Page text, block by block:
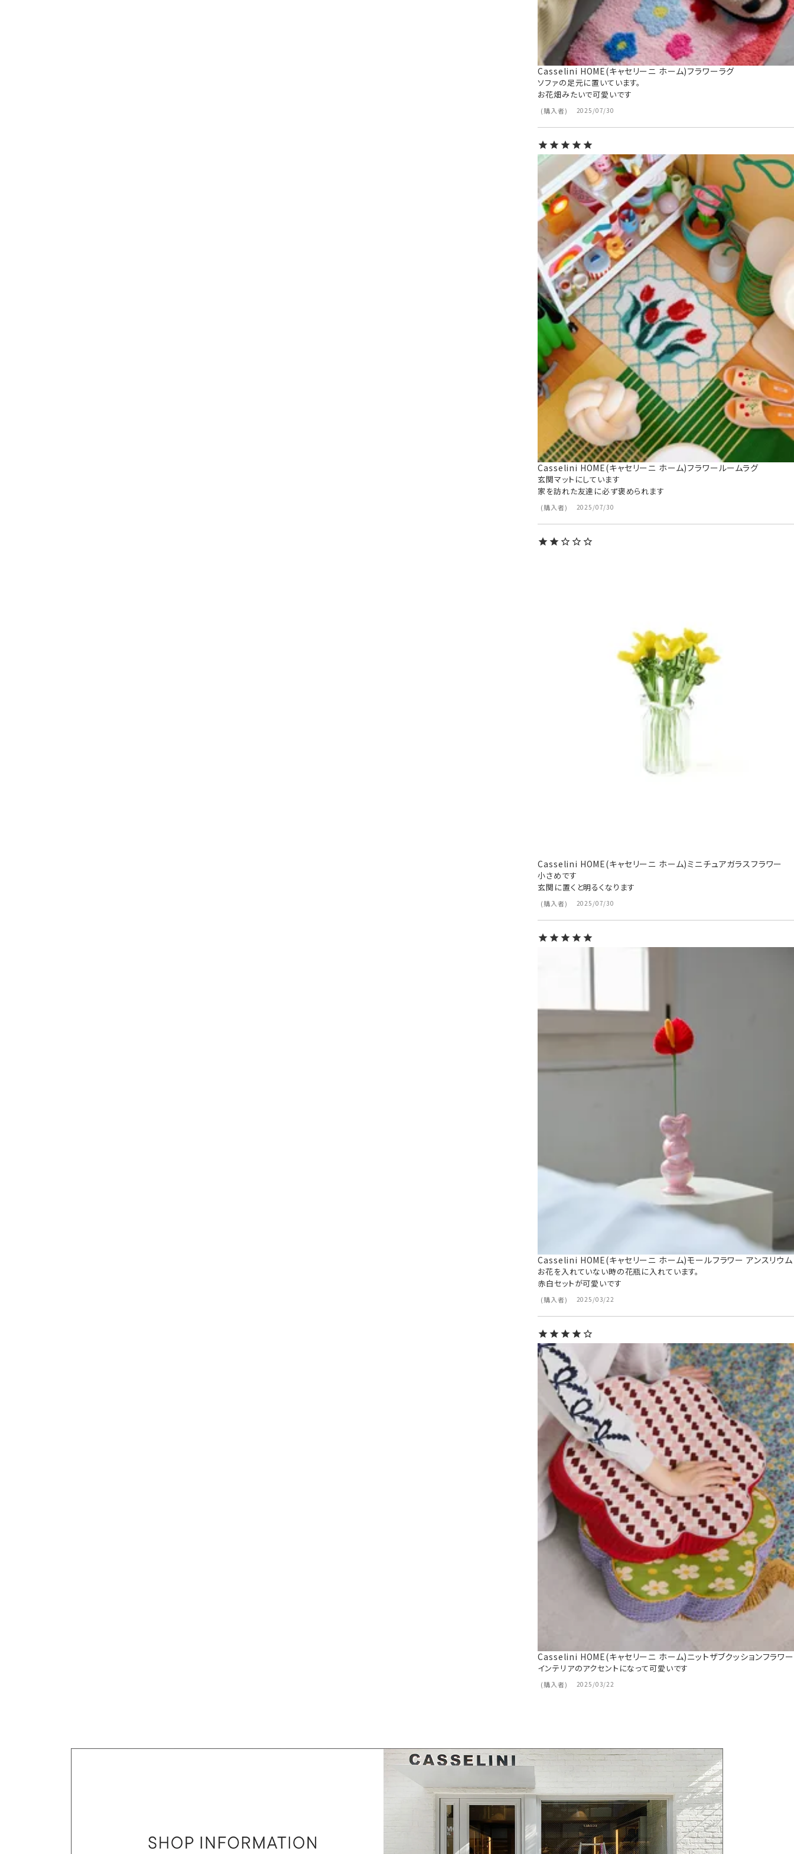
Casselini HOME(キャセリーニ ホーム)フラワーラグ
購入者 2025/07/30
ソファの足元に置いています。
お花畑みたいで可愛いです
Casselini HOME(キャセリーニ ホーム)フラワールームラグ
購入者 2025/07/30
玄関マットにしています
家を訪れた友達に必ず褒められます
Casselini HOME(キャセリーニ ホーム)ミニチュアガラスフラワー
購入者 2025/07/30
小さめです
玄関に置くと明るくなります
Casselini HOME(キャセリーニ ホーム)モールフラワー アンスリウム
購入者 2025/03/22
お花を入れていない時の花瓶に入れています。
赤白セットが可愛いです
Casselini HOME(キャセリーニ ホーム)ニットザブクッションフラワー
購入者 2025/03/22
インテリアのアクセントになって可愛いです